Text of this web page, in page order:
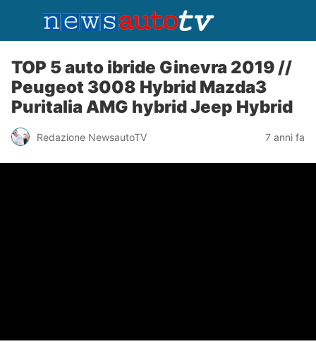
TOP 5 auto ibride Ginevra 2019 //
Peugeot 3008 Hybrid Mazda3
Puritalia AMG hybrid Jeep Hybrid
Redazione NewsautoTV 7 anni fa